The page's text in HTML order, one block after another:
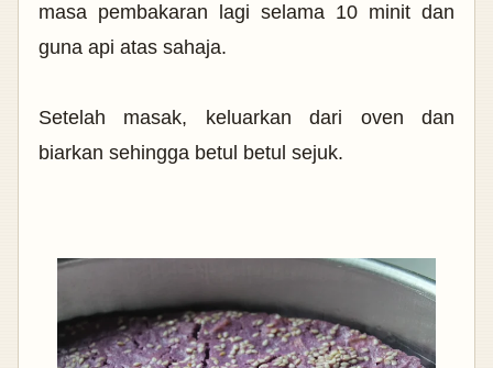
masa pembakaran lagi selama 10 minit dan
guna api atas sahaja.
Setelah masak, keluarkan dari oven dan
biarkan sehingga betul betul sejuk.